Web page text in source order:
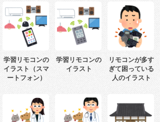
学習リモコンの
イラスト（スマ
ートフォン）
学習リモコンの
イラスト
リモコンが多す
ぎて困っている
人のイラスト